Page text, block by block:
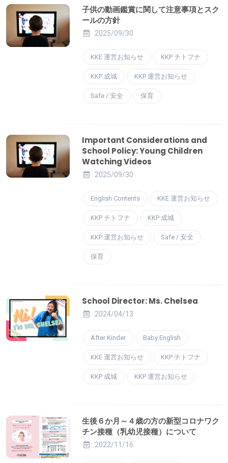
子供の動画鑑賞に関して注意事項とスク
ールの方針
2025/09/30
KKE 運営お知らせ KKP チトフナ
KKP 成城 KKP 運営お知らせ
Safe / 安全 保育
Important Considerations and
School Policy: Young Children
Watching Videos
2025/09/30
English Contents KKE 運営お知らせ
KKP チトフナ KKP 成城
KKP 運営お知らせ Safe / 安全
保育
School Director: Ms. Chelsea
2024/04/13
After Kinder Baby English
KKE 運営お知らせ KKP チトフナ
KKP 成城 KKP 運営お知らせ
生後６か月～４歳の方の新型コロナワク
チン接種（乳幼児接種）について
2022/11/16